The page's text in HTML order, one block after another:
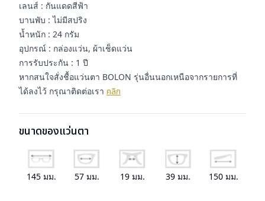
เลนส์ : กันแดดสีฟ้า
บานพับ : ไม่มีสปริง
น้ำหนัก : 24 กรัม
อุปกรณ์ : กล่องแว่น, ผ้าเช็ดแว่น
การรับประกัน : 1 ปี
หากสนใจสั่งชื้อแว่นตา BOLON รุ่นอื่นนอกเหนือจากรายการที่
ได้ลงไว้ กรุณาติดต่อเรา คลิก
ขนาดของแว่นตา
145 มม. 57 มม. 19มม. 39มม. 150มม.